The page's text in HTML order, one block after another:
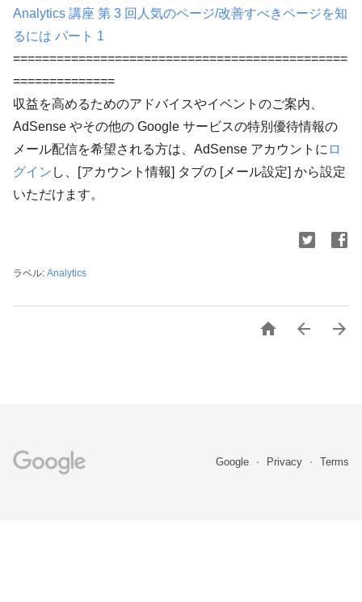
Analytics 講座 第 3 回人気のページ/改善すべきページを知
るには パート 1
==============================================
==============
収益を高めるためのアドバイスやイベントのご案内、
AdSense やその他の Google サービスの特別優待情報の
メール配信を希望される方は、AdSense アカウントに ロ
グイン し、[アカウント情報] タブの [メール設定] から設定
いただけます。
ラベル: Analytics
  
Google Privacy Terms